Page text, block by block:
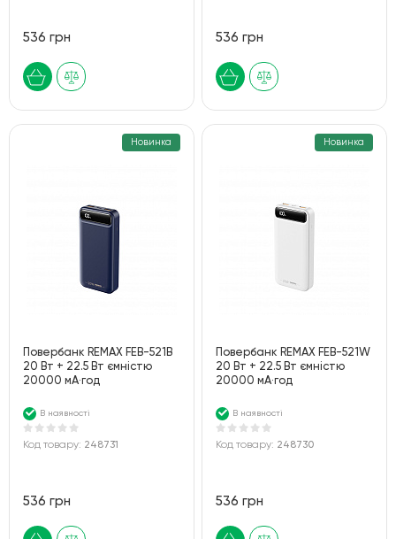
536 грн 536 грн
Новинка
Повербанк REMAX FEB-521B
20 Вт + 22.5 Вт ємністю
20000 мА·год
В наявності
Код товару: 248731
536 грн
Новинка
Повербанк REMAX FEB-521W
20 Вт + 22.5 Вт ємністю
20000 мА·год
В наявності
Код товару: 248730
536 грн